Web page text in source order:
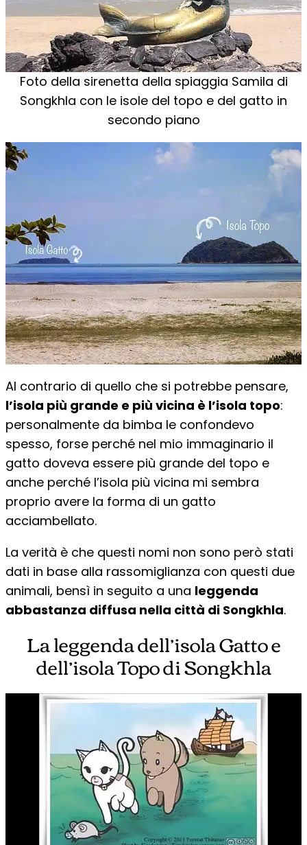
Foto della sirenetta della spiaggia Samila di
Songkhla con le isole del topo e del gatto in
secondo piano
Al contrario di quello che si potrebbe pensare,
l’isola più grande e più vicina è l’isola topo:
personalmente da bimba le confondevo
spesso, forse perché nel mio immaginario il
gatto doveva essere più grande del topo e
anche perché l’isola più vicina mi sembra
proprio avere la forma di un gatto
acciambellato.
La verità è che questi nomi non sono però stati
dati in base alla rassomiglianza con questi due
animali, bensì in seguito a una leggenda
abbastanza diffusa nella città di Songkhla.
La leggenda dell’isola Gatto e
dell’isola Topo di Songkhla